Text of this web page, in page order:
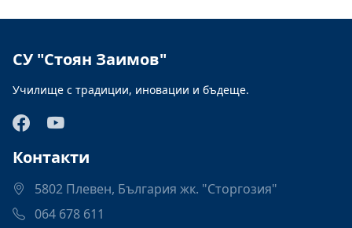
СУ "Стоян Заимов"
Училище с традиции, иновации и бъдеще.
Контакти
5802 Плевен, България жк. "Сторгозия"
064 678 611